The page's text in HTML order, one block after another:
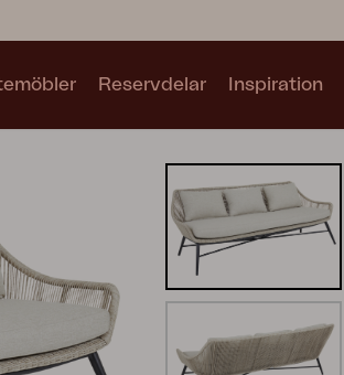
Kollektioner
Se alla kollektioner
Motty Blixt
Reservdelar Inspiration